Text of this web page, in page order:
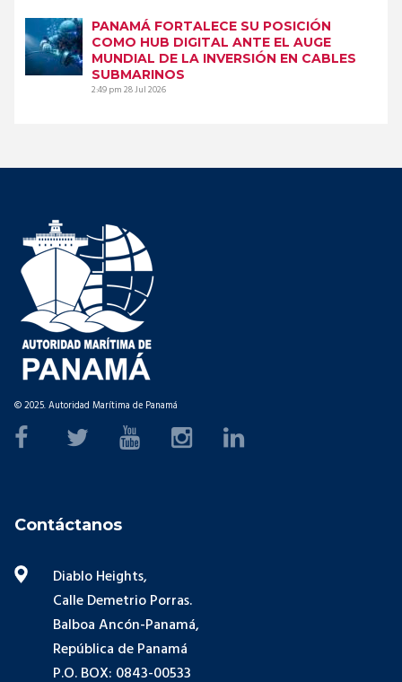
PANAMÁ FORTALECE SU POSICIÓN
COMO HUB DIGITAL ANTE EL AUGE
MUNDIAL DE LA INVERSIÓN EN CABLES
SUBMARINOS
2:49 pm28 Jul 2026
© 2025. Autoridad Marítima de Panamá
Contáctanos
Diablo Heights,
Calle Demetrio Porras.
Balboa Ancón-Panamá,
República de Panamá
P.O. BOX: 0843-00533